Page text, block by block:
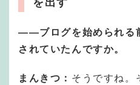
を出す
――ブログを始められる
されていたんですか。
まんきつ： そうですね。